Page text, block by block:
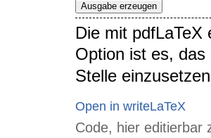
Ausgabe erzeugen
Die mit pdfLaTeX
Option ist es, das
Stelle
Open in writeLaTeX
Code, hier editierbar